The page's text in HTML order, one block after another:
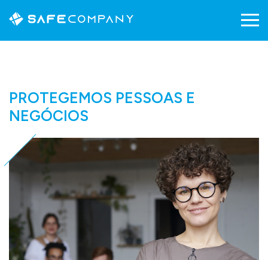
PROTEGEMOS PESSOAS E
NEGÓCIOS